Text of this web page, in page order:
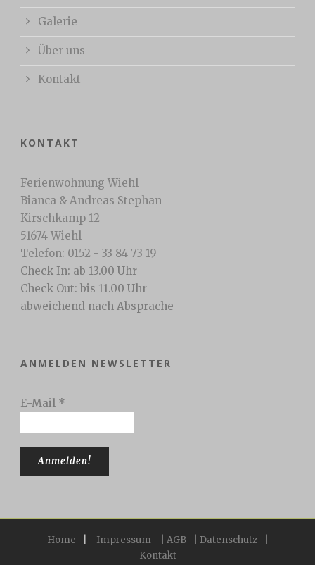
Galerie
Über uns
Kontakt
KONTAKT
Ferienwohnung Wiehl
Bianca & Andreas Stephan
Kirschkamp 12
51674 Wiehl
Telefon: 0152 - 33 84 73 19
Check In: ab 13.00 Uhr
Check Out: bis 11.00 Uhr
abweichend nach Absprache
ANMELDEN NEWSLETTER
E-Mail *
Home Impressum AGB Datenschutz
Kontakt